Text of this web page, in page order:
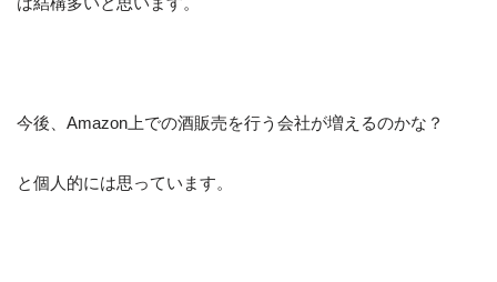
今後、Amazon上での酒販売を行う会社が増えるのかな？
と個人的には思っています。